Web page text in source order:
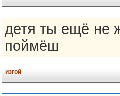
детя ты ещё не
поймёш
изгой